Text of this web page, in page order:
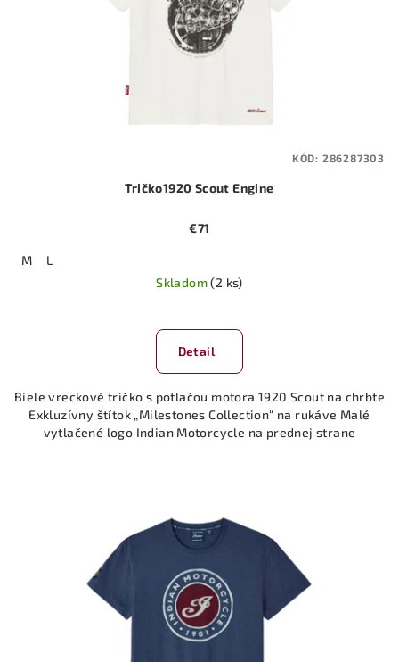
Tričko1920 Scout Engine
€71
M
L
Skladom(2 ks)
Detail
Biele vreckové tričko s potlačou motora 1920 Scout na chrbte
Exkluzívny štítok „Milestones Collection“ na rukáve Malé
vytlačené logo Indian Motorcycle na prednej strane
KÓD: 286287303